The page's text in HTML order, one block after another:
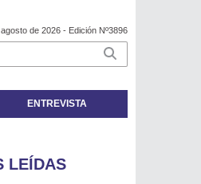
de 2026 - Edición Nº3896
ENTREVISTA
LEÍDAS